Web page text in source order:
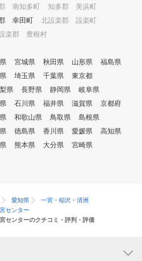
南知多町
知多郡 美浜町
幸田町
北設楽郡 設楽町
楽郡 豊根村
宮城県 秋田県 山形県
福島県
埼玉県 千葉県
東京都
県 長野県 静岡県
岐阜県
石川県 福井県 滋賀県
京都府
和歌山県 鳥取県
島根県
徳島県 香川県 愛媛県
高知県
熊本県 大分県
宮崎県
愛知県
一宮・稲沢・清洲
センター
センターのクチコミ・評判・評価